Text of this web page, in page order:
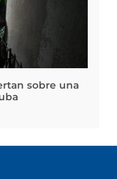
sobre una